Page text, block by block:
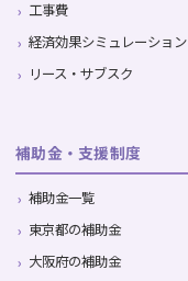
工事費
経済効果シミュレーション
リース・サブスク
補助金・支援制度
補助金一覧
東京都の補助金
大阪府の補助金